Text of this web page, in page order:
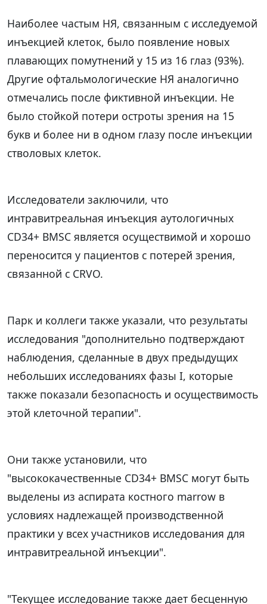
Наиболее частым НЯ, связанным с исследуемой
инъекцией клеток, было появление новых
плавающих помутнений у 15 из 16 глаз (93%).
Другие офтальмологические НЯ аналогично
отмечались после фиктивной инъекции. Не
было стойкой потери остроты зрения на 15
букв и более ни в одном глазу после инъекции
стволовых клеток.
Исследователи заключили, что
интравитреальная инъекция аутологичных
CD34+ BMSC является осуществимой и хорошо
переносится у пациентов с потерей зрения,
связанной с CRVO.
Парк и коллеги также указали, что результаты
исследования "дополнительно подтверждают
наблюдения, сделанные в двух предыдущих
небольших исследованиях фазы I, которые
также показали безопасность и осуществимость
этой клеточной терапии".
Они также установили, что
"высококачественные CD34+ BMSC могут быть
выделены из аспирата костного marrow в
условиях надлежащей производственной
практики у всех участников исследования для
интравитреальной инъекции".
"Текущее исследование также дает бесценную